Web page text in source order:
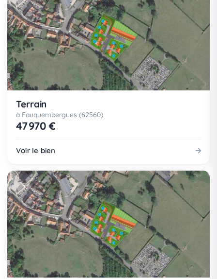
Terrain
à Fauquembergues (62560)
47 970 €
Voir le bien